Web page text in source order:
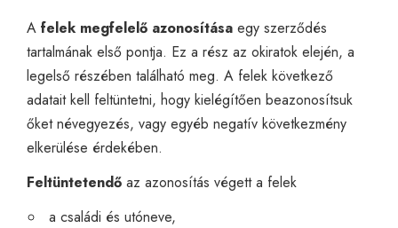
A felek megfelelő azonosítása egy szerződés
tartalmának első pontja. Ez a rész az okiratok elején, a
legelső részében található meg. A felek következő
adatait kell feltüntetni, hogy kielégítően beazonosítsuk
őket névegyezés, vagy egyéb negatív következmény
elkerülése érdekében.
Feltüntetendő az azonosítás végett a felek
a családi és utóneve,